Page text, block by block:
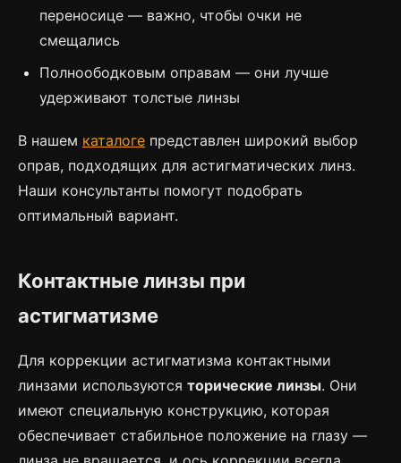
переносице — важно, чтобы очки не
смещались
Полноободковым оправам — они лучше
удерживают толстые линзы
В нашем каталоге представлен широкий выбор
оправ, подходящих для астигматических линз.
Наши консультанты помогут подобрать
оптимальный вариант.
Контактные линзы при
астигматизме
Для коррекции астигматизма контактными
линзами используются торические линзы. Они
имеют специальную конструкцию, которая
обеспечивает стабильное положение на глазу —